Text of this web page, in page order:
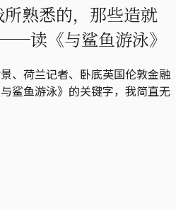
熟悉的，那些造就
读《与鲨鱼游泳》
、荷兰记者、卧底英国伦敦金融
鱼游泳》的关键字，我简直无